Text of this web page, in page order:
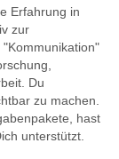
Erfahrung in
zur
Du
zu machen.
hast
unterstützt.